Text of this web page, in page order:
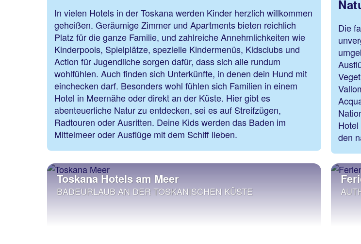
In vielen Hotels in der Toskana werden Kinder herzlich willkommen
geheißen. Geräumige Zimmer und Apartments bieten reichlich
Platz für die ganze Familie, und zahlreiche Annehmlichkeiten wie
Kinderpools, Spielplätze, spezielle Kindermenüs, Kidsclubs und
Action für Jugendliche sorgen dafür, dass sich alle rundum
wohlfühlen. Auch finden sich Unterkünfte, in denen dein Hund mit
einchecken darf. Besonders wohl fühlen sich Familien in einem
Hotel in Meernähe oder direkt an der Küste. Hier gibt es
abenteuerliche Natur zu entdecken, sei es auf Streifzügen,
Radtouren oder Ausritten. Deine Kids werden das Baden im
Mittelmeer oder Ausflüge mit dem Schiff lieben.
Die
den
Toskana Hotels am Meer
BADEURLAUB AN DER TOSKANISCHEN KÜSTE